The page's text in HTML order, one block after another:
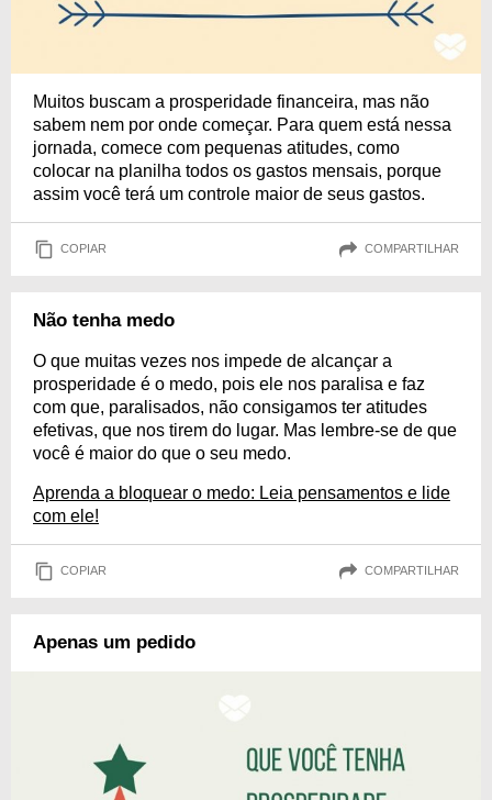
Muitos buscam a prosperidade financeira, mas não
sabem nem por onde começar. Para quem está nessa
jornada, comece com pequenas atitudes, como
colocar na planilha todos os gastos mensais, porque
assim você terá um controle maior de seus gastos.
COPIAR COMPARTILHAR
Não tenha medo
O que muitas vezes nos impede de alcançar a
prosperidade é o medo, pois ele nos paralisa e faz
com que, paralisados, não consigamos ter atitudes
efetivas, que nos tirem do lugar. Mas lembre-se de que
você é maior do que o seu medo.
Aprenda a bloquear o medo: Leia pensamentos e lide
com ele!
COPIAR COMPARTILHAR
Apenas um pedido